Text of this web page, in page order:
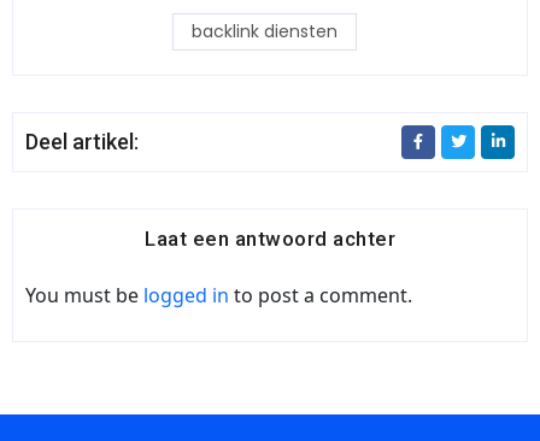
backlink diensten
Deel artikel:
Laat een antwoord achter
You must be logged in to post a comment.